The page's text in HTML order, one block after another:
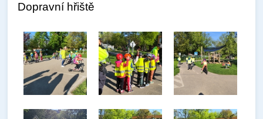
Dopravní hřiště